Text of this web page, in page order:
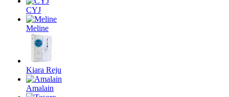
CYJ
Meline
Kiara Reju
Amalain